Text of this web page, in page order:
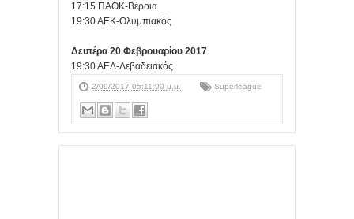
17:15 ΠΑΟΚ-Βέροια
19:30 ΑΕΚ-Ολυμπιακός
Δευτέρα 20 Φεβρουαρίου 2017
19:30 ΑΕΛ-Λεβαδειακός
2/09/2017 05:11:00 μ.μ. Superleague